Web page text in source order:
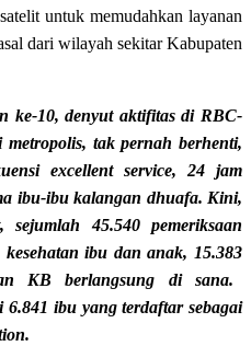
untuk memudahkan layanan
dari wilayah sekitar Kabupaten
ke-10, denyut aktifitas di RBC-
metropolis, tak pernah berhenti,
excellent service, 24 jam
ibu-ibu kalangan dhuafa. Kini,
sejumlah45.540pemeriksaan
kesehatan ibu dan anak, 15.383
KB berlangsung di sana.
6.841 ibu yang terdaftar sebagai
.